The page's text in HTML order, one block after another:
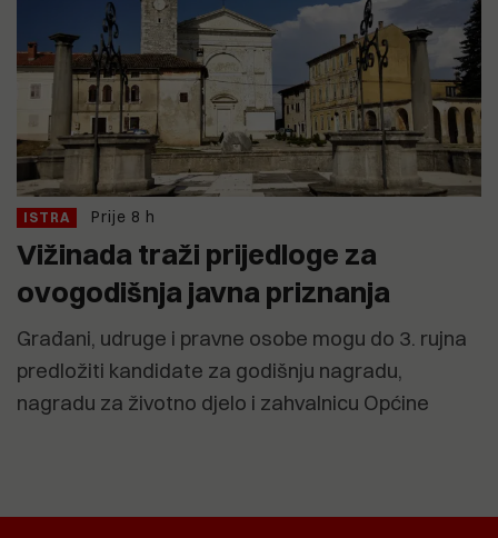
ISTRA Prije 8 h
Vižinada traži prijedloge za
ovogodišnja javna priznanja
Građani, udruge i pravne osobe mogu do 3. rujna
predložiti kandidate za godišnju nagradu,
nagradu za životno djelo i zahvalnicu Općine